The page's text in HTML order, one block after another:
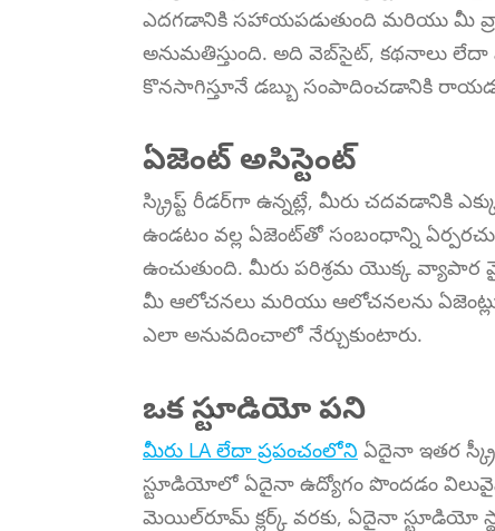
ఎదగడానికి సహాయపడుతుంది మరియు మీ
అనుమతిస్తుంది. అది వెబ్‌సైట్, కథనాలు
కొనసాగిస్తూనే డబ్బు సంపాదించడానికి
ఏజెంట్ అసిస్టెంట్
స్క్రిప్ట్ రీడర్‌గా ఉన్నట్లే, మీరు చదవడానికి
ఉండటం వల్ల ఏజెంట్‌తో సంబంధాన్ని
ఉంచుతుంది. మీరు పరిశ్రమ యొక్క
మీ ఆలోచనలు మరియు ఆలోచనలను
ఎలా అనువదించాలో నేర్చుకుంటారు.
ఒక స్టూడియో పని
మీరు LA లేదా ప్రపంచంలోని ఏదైనా ఇతర
స్టూడియోలో ఏదైనా ఉద్యోగం పొందడం
మెయిల్‌రూమ్ క్లర్క్ వరకు, ఏదైనా స్టూడియో